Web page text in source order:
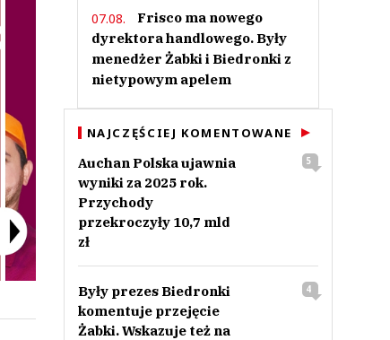
07.08.
Frisco ma nowego
dyrektora handlowego. Były
menedżer Żabki i Biedronki z
nietypowym apelem
NAJCZĘŚCIEJ KOMENTOWANE
Auchan Polska ujawnia
wyniki za 2025 rok.
Przychody
przekroczyły 10,7 mld
zł
5
Były prezes Biedronki
komentuje przejęcie
Żabki. Wskazuje też na
4